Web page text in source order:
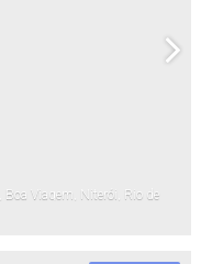
Boa Viagem Niterói
Rio de